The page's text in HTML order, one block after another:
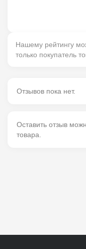
Нашему рейтингу
только покупатель
Отзывов пока нет.
Оставить отзыв
товара.